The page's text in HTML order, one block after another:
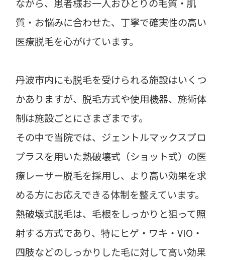
ながら、患者様お一人おひとりの毛質・肌
質・お悩みに合わせた、丁寧で確実性の高い
医療脱毛を心がけています。
丹波市内にも脱毛を受けられる施設はいくつ
かありますが、脱毛方式や使用機器、施術体
制は施設ごとにさまざまです。
その中で当院では、ジェントルマックスプロ
プラスを用いた熱破壊式（ショット式）の医
療レーザー脱毛を採用し、より高い効果を求
める方にお応えできる体制を整えています。
熱破壊式脱毛は、毛根をしっかりと狙って照
射する方式であり、特にヒゲ・ワキ・VIO・
四肢などのしっかりした毛に対して高い効果